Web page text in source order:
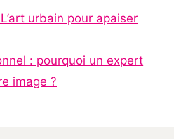
urbain pour apaiser
: pourquoi un expert
image ?